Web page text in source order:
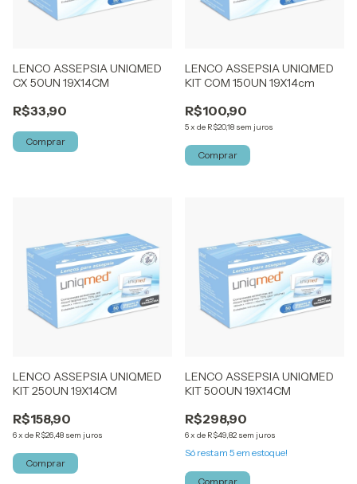
LENCO ASSEPSIA UNIQMED
CX 50UN 19X14CM
R$33,90
Comprar
LENCO ASSEPSIA UNIQMED
KIT COM 150UN 19X14cm
R$100,90
5x de R$20,18 sem juros
Comprar
LENCO ASSEPSIA UNIQMED
KIT 250UN 19X14CM
R$158,90
6x de R$26,48 sem juros
Comprar
LENCO ASSEPSIA UNIQMED
KIT 500UN 19X14CM
R$298,90
6x de R$49,82 sem juros
Só restam 5 em estoque!
Comprar